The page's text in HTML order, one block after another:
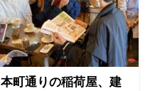
本町通りの稲荷屋、建